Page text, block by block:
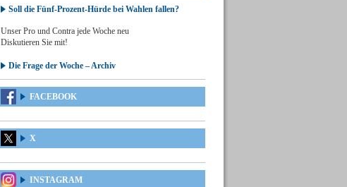
Soll die Fünf-Prozent-Hürde bei Wahlen fallen?
Unser Pro und Contra jede Woche neu
Diskutieren Sie mit!
Die Frage der Woche – Archiv
FACEBOOK
X
INSTAGRAM